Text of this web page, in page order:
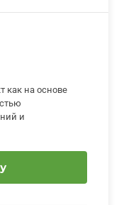
как на основе
и